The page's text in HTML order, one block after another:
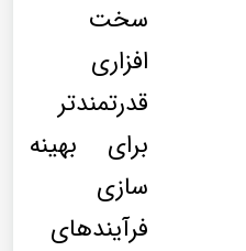
سخت
افزاری
قدرتمندتر
برای بهینه
سازی
فرآیندهای